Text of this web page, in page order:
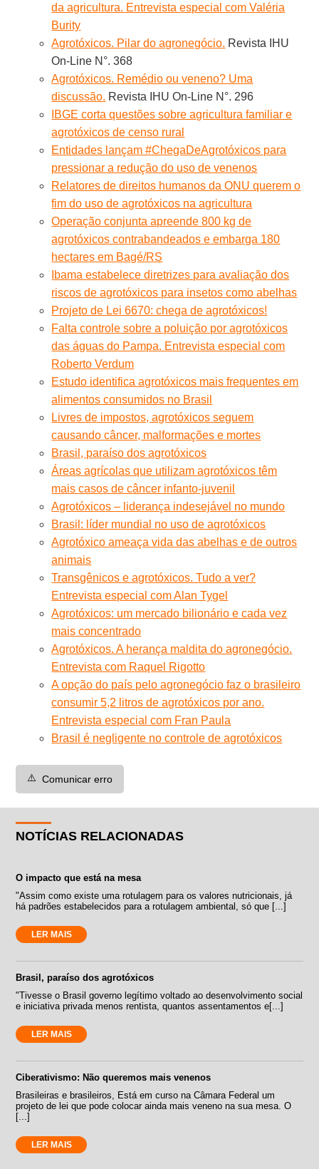
da agricultura. Entrevista especial com Valéria
Burity
Agrotóxicos. Pilar do agronegócio. Revista IHU
On-Line N°. 368
Agrotóxicos. Remédio ou veneno? Uma
discussão. Revista IHU On-Line N°. 296
IBGE corta questões sobre agricultura familiar e
agrotóxicos de censo rural
Entidades lançam #ChegaDeAgrotóxicos para
pressionar a redução do uso de venenos
Relatores de direitos humanos da ONU querem o
fim do uso de agrotóxicos na agricultura
Operação conjunta apreende 800 kg de
agrotóxicos contrabandeados e embarga 180
hectares em Bagé/RS
Ibama estabelece diretrizes para avaliação dos
riscos de agrotóxicos para insetos como abelhas
Projeto de Lei 6670: chega de agrotóxicos!
Falta controle sobre a poluição por agrotóxicos
das águas do Pampa. Entrevista especial com
Roberto Verdum
Estudo identifica agrotóxicos mais frequentes em
alimentos consumidos no Brasil
Livres de impostos, agrotóxicos seguem
causando câncer, malformações e mortes
Brasil, paraíso dos agrotóxicos
Áreas agrícolas que utilizam agrotóxicos têm
mais casos de câncer infanto-juvenil
Agrotóxicos – liderança indesejável no mundo
Brasil: líder mundial no uso de agrotóxicos
Agrotóxico ameaça vida das abelhas e de outros
animais
Transgênicos e agrotóxicos. Tudo a ver?
Entrevista especial com Alan Tygel
Agrotóxicos: um mercado bilionário e cada vez
mais concentrado
Agrotóxicos. A herança maldita do agronegócio.
Entrevista com Raquel Rigotto
A opção do país pelo agronegócio faz o brasileiro
consumir 5,2 litros de agrotóxicos por ano.
Entrevista especial com Fran Paula
Brasil é negligente no controle de agrotóxicos
⚠️ Comunicar erro
NOTÍCIAS RELACIONADAS
O impacto que está na mesa
"Assim como existe uma rotulagem para os valores nutricionais, já
há padrões estabelecidos para a rotulagem ambiental, só que [...]
LER MAIS
Brasil, paraíso dos agrotóxicos
"Tivesse o Brasil governo legítimo voltado ao desenvolvimento social
e iniciativa privada menos rentista, quantos assentamentos e[...]
LER MAIS
Ciberativismo: Não queremos mais venenos
Brasileiras e brasileiros, Está em curso na Câmara Federal um
projeto de lei que pode colocar ainda mais veneno na sua mesa. O
[...]
LER MAIS